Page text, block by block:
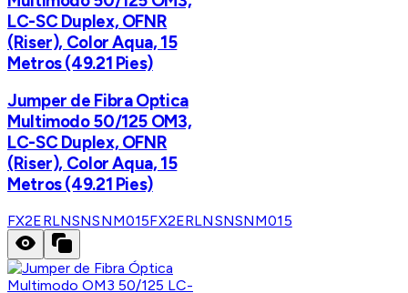
LC-SC Duplex, OFNR
(Riser), Color Aqua, 15
Metros (49.21 Pies)
Jumper de Fibra Optica
Multimodo 50/125 OM3,
LC-SC Duplex, OFNR
(Riser), Color Aqua, 15
Metros (49.21 Pies)
FX2ERLNSNSNM015FX2ERLNSNSNM015